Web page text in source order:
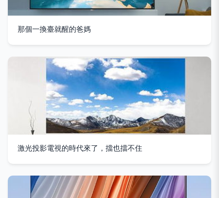
那個一換臺就醒的爸媽
激光投影電視的時代來了，擋也擋不住